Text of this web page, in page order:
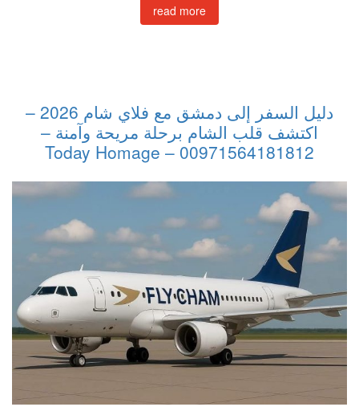
read more
دليل السفر إلى دمشق مع فلاي شام 2026 –
اكتشف قلب الشام برحلة مريحة وآمنة –
00971564181812 – Today Homage